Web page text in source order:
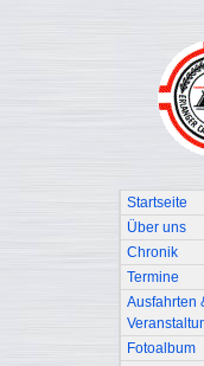
Startseite
Über uns
Chronik
Termine
Ausfahrten
Fotoalbum